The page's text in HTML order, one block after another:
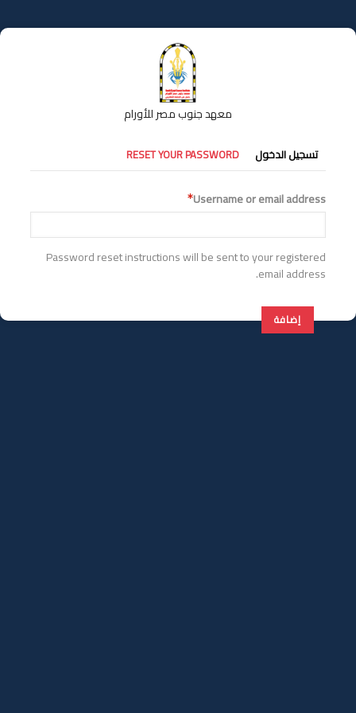
إلى
المحتوى
معهد جنوب مصر للأورام
التبويبات
الأساسية
تسجيل الدخول RESET YOUR PASSWORD
Username or email address
Password reset instructions will be sent to your registered
email address.